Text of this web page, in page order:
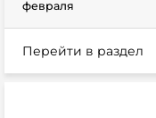
февраля
Перейти в раздел